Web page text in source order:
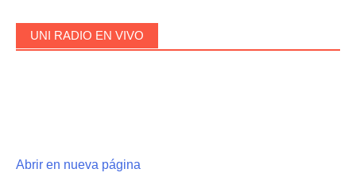
UNI RADIO EN VIVO
Abrir en nueva página